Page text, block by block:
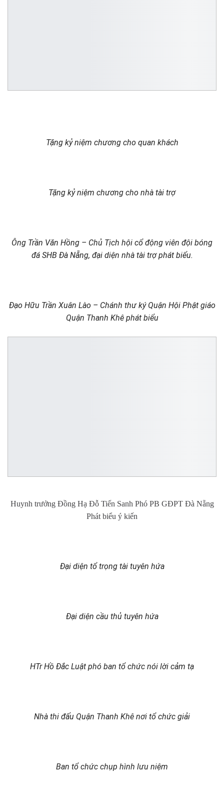
Tặng kỷ niệm chương cho quan khách
Tặng kỷ niệm chương cho nhà tài trợ
Ông Trần Văn Hồng – Chủ Tịch hội cổ động viên đội bóng
đá SHB Đà Nẵng, đại diện nhà tài trợ phát biểu.
Đạo Hữu Trần Xuân Lào – Chánh thư ký Quận Hội Phật giáo
Quận Thanh Khê phát biểu
Huynh trưởng Đồng Hạ Đỗ Tiến Sanh Phó PB GĐPT Đà Nẵng
Phát biểu ý kiến
Đại diện tổ trọng tài tuyên hứa
Đại diện cầu thủ tuyên hứa
HTr Hồ Đắc Luật phó ban tổ chức nói lời cảm tạ
Nhà thi đấu Quận Thanh Khê nơi tổ chức giải
Ban tổ chức chụp hình lưu niệm